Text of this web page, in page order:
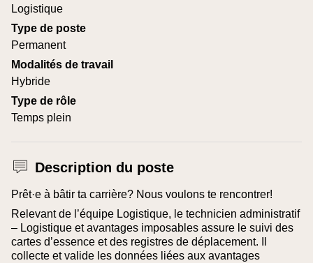
Logistique
Type de poste
Permanent
Modalités de travail
Hybride
Type de rôle
Temps plein
Description du poste
Prêt·e à bâtir ta carrière? Nous voulons te rencontrer!
Relevant de l’équipe Logistique, le technicien administratif
– Logistique et avantages imposables assure le suivi des
cartes d’essence et des registres de déplacement. Il
collecte et valide les données liées aux avantages